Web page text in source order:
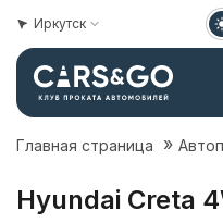
Иркутск
Главная страница »
Hyundai Creta